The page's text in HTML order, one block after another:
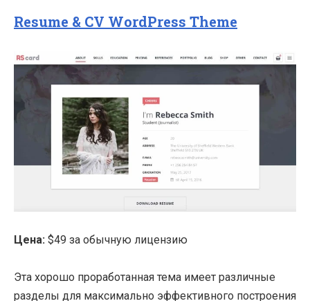
Resume & CV WordPress Theme
Цена: $49 за обычную лицензию
Эта хорошо проработанная тема имеет различные
разделы для максимально эффективного построения